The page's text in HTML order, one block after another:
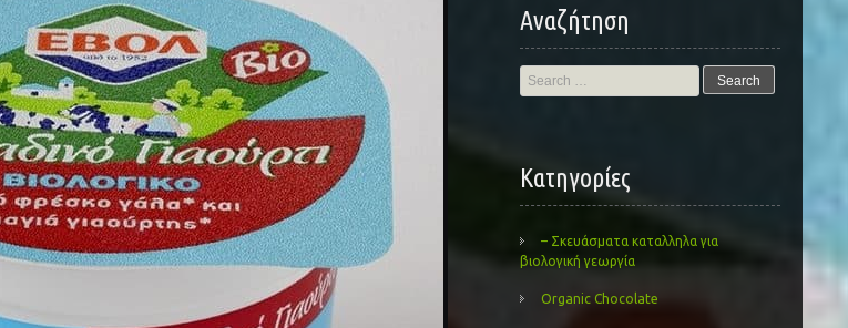
Αναζήτηση
Search
for:
Kατηγορίες
– Σκευάσματα καταλληλα για
βιολογική γεωργία
Organic Chocolate